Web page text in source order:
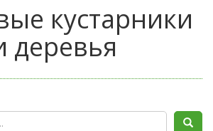
кустарники
деревья